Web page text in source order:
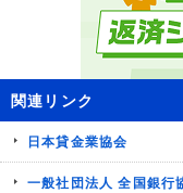
関連リンク
日本貸金業協会
一般社団法人 全国銀行